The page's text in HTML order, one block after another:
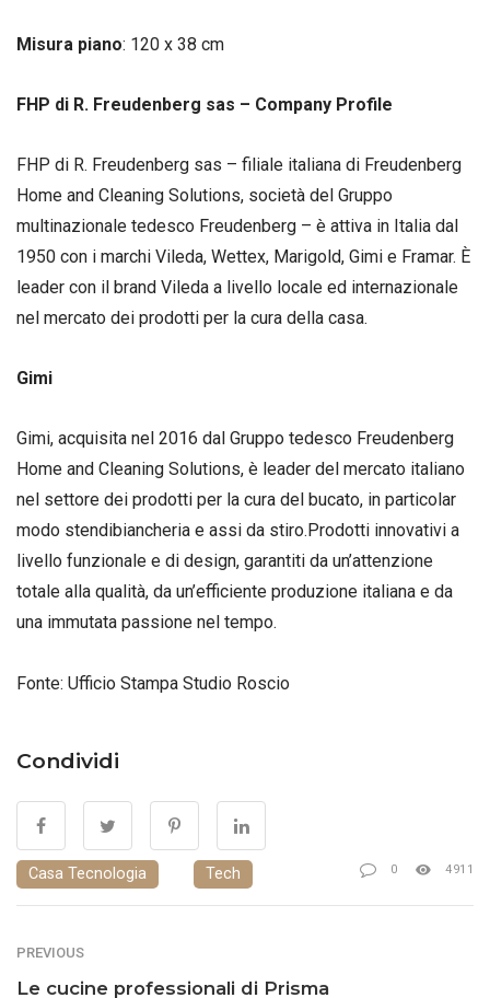
Misura piano: 120 x 38 cm
FHP di R. Freudenberg sas – Company Profile
FHP di R. Freudenberg sas – filiale italiana di Freudenberg
Home and Cleaning Solutions, società del Gruppo
multinazionale tedesco Freudenberg – è attiva in Italia dal
1950 con i marchi Vileda, Wettex, Marigold, Gimi e Framar. È
leader con il brand Vileda a livello locale ed internazionale
nel mercato dei prodotti per la cura della casa.
Gimi
Gimi, acquisita nel 2016 dal Gruppo tedesco Freudenberg
Home and Cleaning Solutions, è leader del mercato italiano
nel settore dei prodotti per la cura del bucato, in particolar
modo stendibiancheria e assi da stiro.Prodotti innovativi a
livello funzionale e di design, garantiti da un’attenzione
totale alla qualità, da un’efficiente produzione italiana e da
una immutata passione nel tempo.
Fonte: Ufficio Stampa Studio Roscio
Condividi
Casa Tecnologia Tech 0 4911
PREVIOUS
Le cucine professionali di Prisma